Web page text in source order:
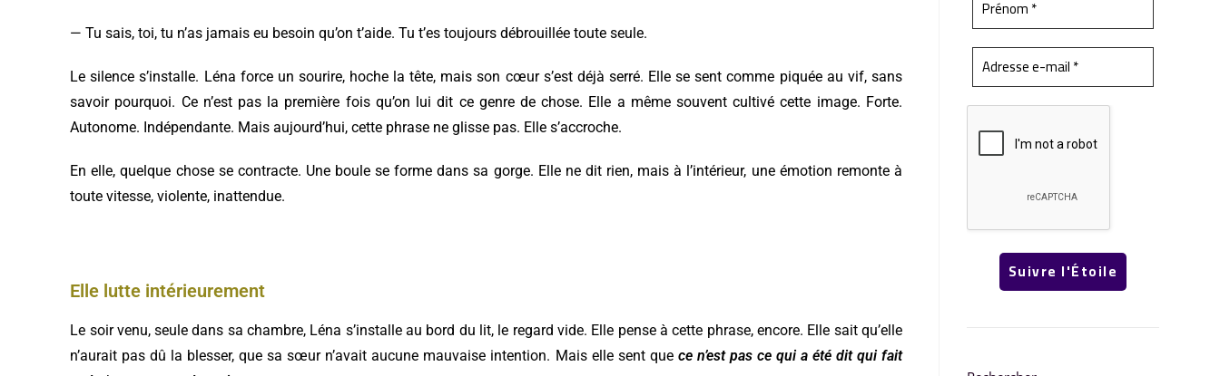
— Tu sais, toi, tu n’as jamais eu besoin qu’on t’aide. Tu t’es toujours débrouillée toute seule.
Le silence s’installe. Léna force un sourire, hoche la tête, mais son cœur s’est déjà serré. Elle se sent comme piquée au vif, sans
savoir pourquoi. Ce n’est pas la première fois qu’on lui dit ce genre de chose. Elle a même souvent cultivé cette image. Forte.
Autonome. Indépendante. Mais aujourd’hui, cette phrase ne glisse pas. Elle s’accroche.
En elle, quelque chose se contracte. Une boule se forme dans sa gorge. Elle ne dit rien, mais à l’intérieur, une émotion remonte à
toute vitesse, violente, inattendue.
Elle lutte intérieurement
Le soir venu, seule dans sa chambre, Léna s’installe au bord du lit, le regard vide. Elle pense à cette phrase, encore. Elle sait qu’elle
n’aurait pas dû la blesser, que sa sœur n’avait aucune mauvaise intention. Mais elle sent que ce n’est pas ce qui a été dit qui fait